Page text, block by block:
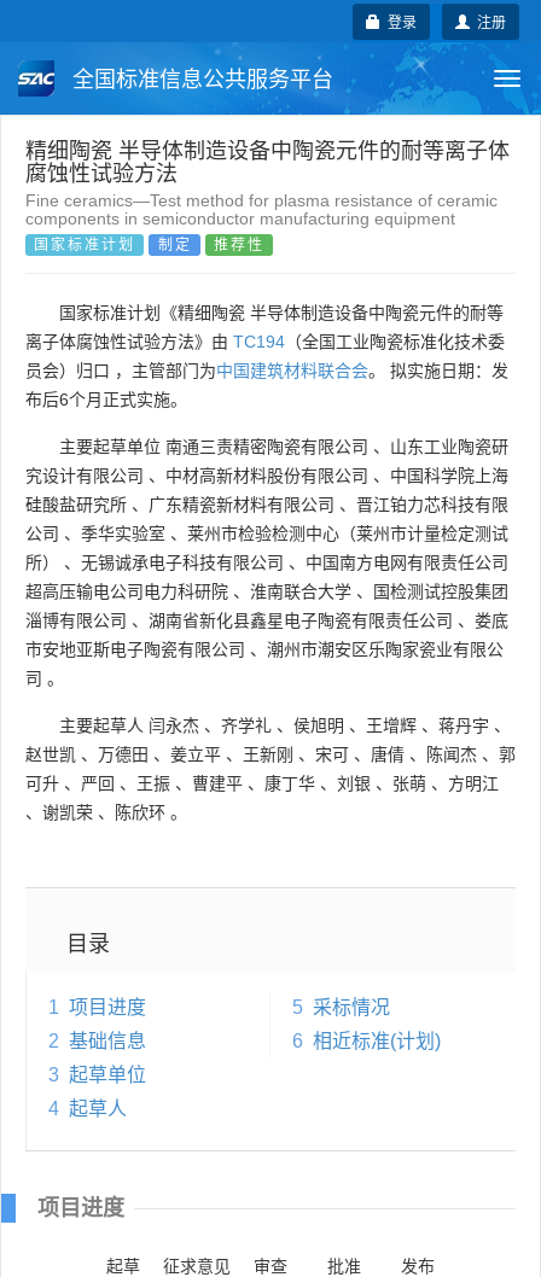
注册
登录
全国标准信息公共服务平台
国家标准 行业标准 地方标准
团体标准 企业标准 国际标准
精细陶瓷 半导体制造设备中陶瓷元件的耐等离子体
腐蚀性试验方法
Fine ceramics—Test method for plasma resistance of ceramic
components in semiconductor manufacturing equipment
国家标准计划 制定 推荐性
国家标准计划《精细陶瓷 半导体制造设备中陶瓷元件的耐等
离子体腐蚀性试验方法》由 TC194 （全国工业陶瓷标准化技术委
员会）归口 ，主管部门为中国建筑材料联合会。 拟实施日期：发
布后6个月正式实施。
主要起草单位 南通三责精密陶瓷有限公司 、 山东工业陶瓷研
究设计有限公司 、 中材高新材料股份有限公司 、 中国科学院上海
硅酸盐研究所 、 广东精瓷新材料有限公司 、 晋江铂力芯科技有限
公司 、 季华实验室 、 莱州市检验检测中心（莱州市计量检定测试
所）
、 无锡诚承电子科技有限公司 、 中国南方电网有限责任公司
超高压输电公司电力科研院 、 淮南联合大学 、
国检测试控股集团
淄博有限公司 、 湖南省新化县鑫星电子陶瓷有限责任公司 、 娄底
市安地亚斯电子陶瓷有限公司 、 潮州市潮安区乐陶家瓷业有限公
司 。
主要起草人 闫永杰 、 齐学礼 、 侯旭明 、 王增辉 、 蒋丹宇 、
赵世凯 、 万德田 、 姜立平 、 王新刚 、 宋可 、 唐倩 、 陈闻杰 、 郭
可升 、 严回 、 王振 、 曹建平 、 康丁华 、 刘银 、 张萌 、 方明江
、 谢凯荣 、 陈欣环 。
目录
1 项目进度
2 基础信息
3 起草单位
4 起草人
5 采标情况
6 相近标准(计划)
项目进度
起草 征求意见 审查 批准 发布